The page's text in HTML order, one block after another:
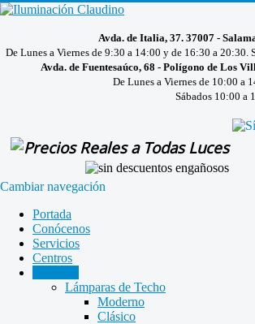
Avda. de Italia, 37. 37007 -
De Lunes a Viernes de 9:30 a 14:00 y de 16:30 a 20:30.
Avda. de Fuentesaúco, 68 - Polígono de Los
De Lunes a Viernes de 10:00 a
Sábados 10:00 a
Cambiar navegación
Portada
Conócenos
Servicios
Centros
Lámparas de Techo
Moderno
Clásico